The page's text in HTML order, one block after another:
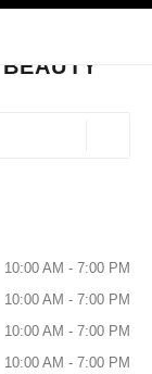
recherche
& BEAUTY SEIBU
FRAGRANCE &
10:00 AM - 7:00 PM
10:00 AM - 7:00 PM
10:00 AM - 7:00 PM
10:00 AM - 7:00 PM
ET JOAILLERIE